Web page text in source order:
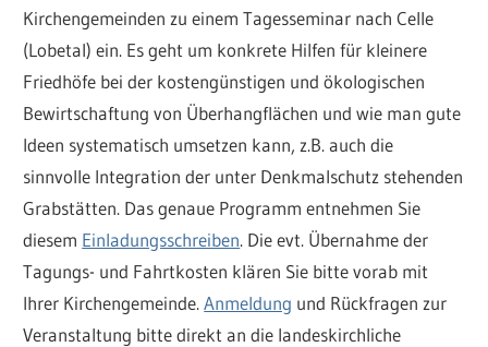
Kirchengemeinden zu einem Tagesseminar nach Celle
(Lobetal) ein. Es geht um konkrete Hilfen für kleinere
Friedhöfe bei der kostengünstigen und ökologischen
Bewirtschaftung von Überhangflächen und wie man gute
Ideen systematisch umsetzen kann, z.B. auch die
sinnvolle Integration der unter Denkmalschutz stehenden
Grabstätten. Das genaue Programm entnehmen Sie
diesem Einladungsschreiben. Die evt. Übernahme der
Tagungs- und Fahrtkosten klären Sie bitte vorab mit
Ihrer Kirchengemeinde.Anmeldung und Rückfragen zur
Veranstaltung bitte direkt an die landeskirchliche